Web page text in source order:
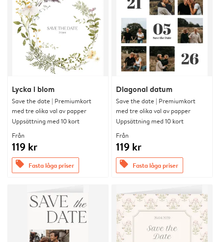
Lycka i blom
Save the date | Premiumkort
med tre olika val av papper
Uppsättning med 10 kort
Från
119 kr
offers Fasta låga priser
Diagonal datum
Save the date | Premiumkort
med tre olika val av papper
Uppsättning med 10 kort
Från
119 kr
offers Fasta låga priser